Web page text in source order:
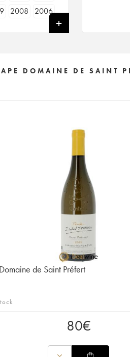
2008
2006
DOMAINE DE SAINT
de Saint Préfert
80€